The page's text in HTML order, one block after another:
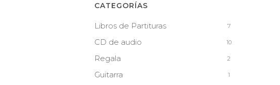
CATEGORÍAS
Libros de Partituras 7
CD de audio 10
Regala 2
Guitarra 1